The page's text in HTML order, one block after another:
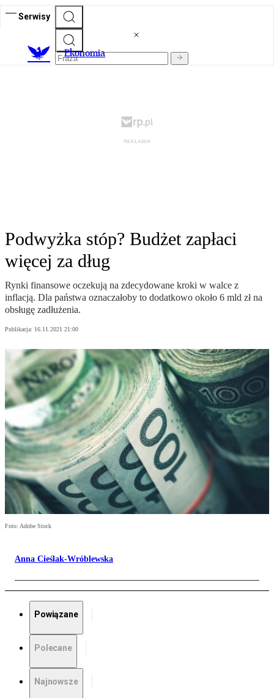
Serwisy
Ekonomia
Podwyżka stóp? Budżet zapłaci
więcej za dług
Rynki finansowe oczekują na zdecydowane kroki w walce z
inflacją. Dla państwa oznaczałoby to dodatkowo około 6 mld zł na
obsługę zadłużenia.
Publikacja: 16.11.2021 21:00
Foto: Adobe Stock
Anna Cieślak-Wróblewska
Powiązane
Polecane
Najnowsze